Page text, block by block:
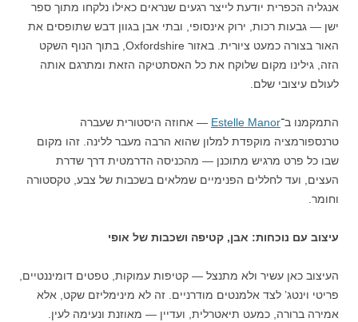
אנגליה הכפרית יודעת לייצר רגעים שנראים כאילו נלקחו מתוך ספר
ישן — גבעות רכות, ירוק אינסופי, ובתי אבן בגוון דבש שתופסים את
האור בצורה כמעט ציורית. באזור Oxfordshire, בתוך הנוף השקט
הזה, גילינו מקום שלוקח את כל האסתטיקה הזאת ומתרגם אותה
לעולם עיצובי שלם.
התמקמנו ב־Estelle Manor — אחוזה היסטורית שעברה
טרנספורמציה מוקפדת למלון שהוא הרבה מעבר ללינה. זהו מקום
שבו כל פרט מרגיש מתוכנן — מהכניסה הדרמטית דרך שדרת
העצים, ועד לחללים הפנימיים שמלאים בשכבות של צבע, טקסטורה
וחומר.
עיצוב עם נוכחות: אבן, קטיפה ושכבות של אופי
העיצוב כאן עשיר ולא מתנצל — קטיפות עמוקות, טפטים דומיננטיים,
פריטי וינטג’ לצד אלמנטים מודרניים. זה לא מינימליזם שקט, אלא
אמירה ברורה, כמעט תיאטרלית, ועדיין — מאוזנת ונעימה לעין.